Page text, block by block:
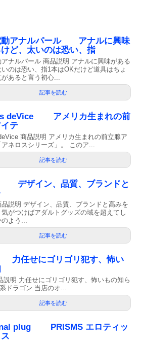
動アナルパール アナルに興味
ど、太いのは恐い、指
アナルパール 商品説明 アナルに興味がある
いのは恐い、指1本はOKだけど道具はちょ
があると言う初心...
記事を読む
deVice アメリカ生まれの前
テ
商品説明 アメリカ生まれの前立腺ア
アネロスシリーズ」。 このア...
記事を読む
デザイン、品質、ブランドと
品説明 デザイン、品質、ブランドと高みを
気がつけばアダルトグッズの域を超えてし
のよう...
記事を読む
任せにゴリゴリ犯す、怖い
説明 力任せにゴリゴリ犯す、怖いもの知ら
ドラゴン 当店のオ...
記事を読む
plug PRISMS エロティッ